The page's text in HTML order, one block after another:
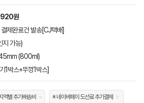
원
제완료건 발송[CJ택배]
지 가능)
(800ml)
1박스+뚜껑1박스]
역별 추가배송비 ※ 네이버페이 도선료 추가결제